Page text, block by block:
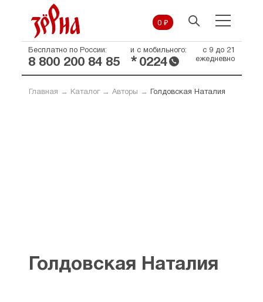
0 ₽
Бесплатно по России:
8 800 200 84 85
и с мобильного:
* 0224
с 9 до 21
ежедневно
Главная → Каталог→ Авторы → Голдовская Наталия
Голдовская Наталия